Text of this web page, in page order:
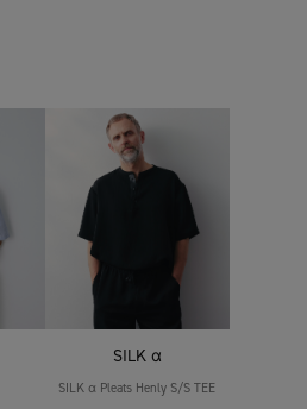
SILK α
SILK α Pleats Henly S/S TEE